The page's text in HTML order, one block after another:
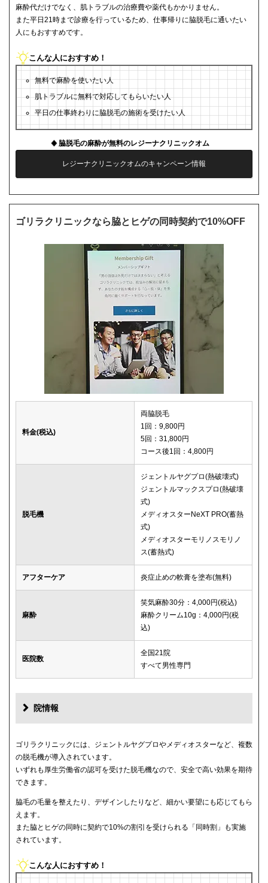
麻酔代だけでなく、肌トラブルの治療費や薬代もかかりません。
また平日21時まで診療を行っているため、仕事帰りに脇脱毛に通いたい
人にもおすすめです。
こんな人におすすめ！
無料で麻酔を使いたい人
肌トラブルに無料で対応してもらいたい人
平日の仕事終わりに脇脱毛の施術を受けたい人
脇脱毛の麻酔が無料のレジーナクリニックオム
レジーナクリニックオムのキャンペーン情報
ゴリラクリニックなら脇とヒゲの同時契約で10%OFF
料金(税込)
両脇脱毛
1回：9,800円
5回：31,800円
コース後1回：4,800円
脱毛機
ジェントルヤグプロ(熱破壊式)
ジェントルマックスプロ(熱破壊
式)
メディオスターNeXT PRO(蓄熱
式)
メディオスターモリノスモリノ
ス(蓄熱式)
アフターケア 炎症止めの軟膏を塗布(無料)
麻酔
笑気麻酔30分：4,000円(税込)
麻酔クリーム10g：4,000円(税
込)
医院数
全国21院
すべて男性専門
院情報
ゴリラクリニックには、ジェントルヤグプロやメディオスターなど、複数
の脱毛機が導入されています。
いずれも厚生労働省の認可を受けた脱毛機なので、安全で高い効果を期待
できます。
脇毛の毛量を整えたり、デザインしたりなど、細かい要望にも応じてもら
えます。
また脇とヒゲの同時に契約で10%の割引を受けられる「同時割」も実施
されています。
こんな人におすすめ！